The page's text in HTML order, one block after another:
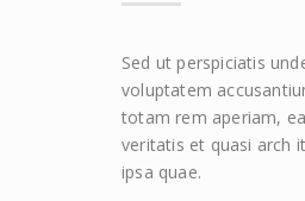
Sed ut perspiciatis
voluptatem
totam rem aperiam,
veritatis et quasi arch
ipsa quae.